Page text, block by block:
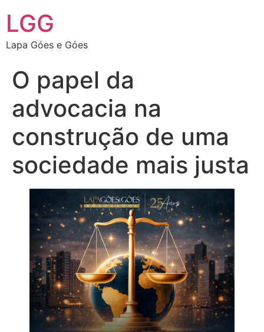
LGG
Lapa Góes e Góes
O papel da
advocacia na
construção de uma
sociedade mais justa